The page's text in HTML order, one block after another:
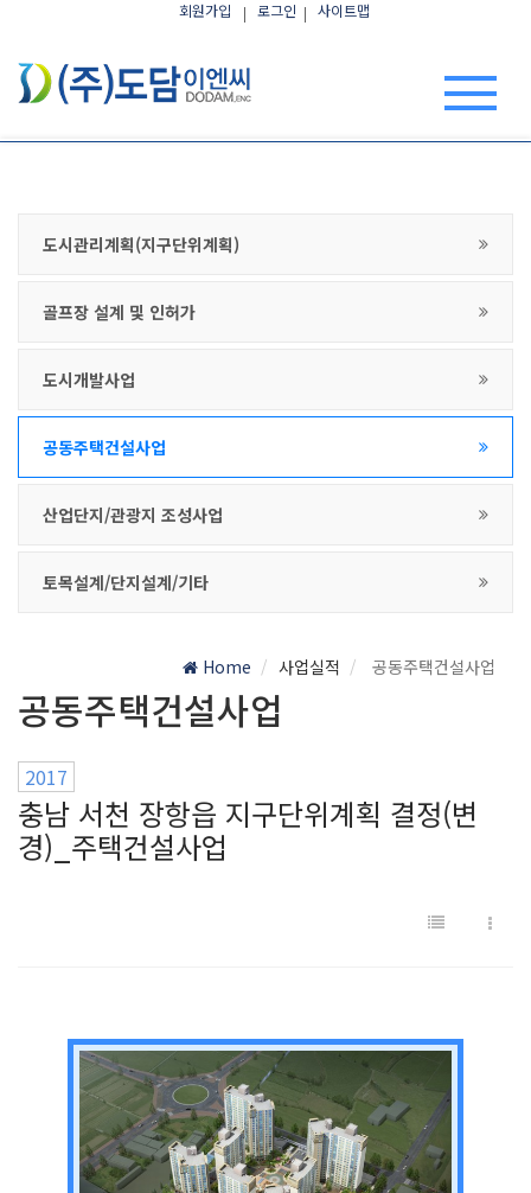
회원가입 로그인 사이트맵
도시관리계획(지구단위계획)
골프장 설계 및 인허가
도시개발사업
공동주택건설사업
산업단지/관광지 조성사업
토목설계/단지설계/기타
Home 사업실적 공동주택건설사업
공동주택건설사업
2017
충남 서천 장항읍 지구단위계획 결정(변
경)_주택건설사업